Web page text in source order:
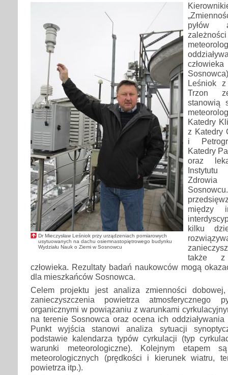
Dr Mieczysław Leśniok przy urządzeniach pomiarowych
usytuowanych na dachu osiemnastopiętrowego budynku
Wydziału Nauk o Ziemi w Sosnowcu
pyłów
Leśniok
Trzon
stanowią
Katedry
z Katedry
i
Katedry
oraz
Zdrowia
między
kilku
także z
człowieka. Rezultaty badań naukowców mogą
dla mieszkańców Sosnowca.
Celem projektu jest analiza zmienności
zanieczyszczenia powietrza atmosferycznego
organicznymi w powiązaniu z warunkami
na terenie Sosnowca oraz ocena ich oddziaływania
Punkt wyjścia stanowi analiza sytuacji
podstawie kalendarza typów cyrkulacji (typ
warunki meteorologiczne). Kolejnym etapem
meteorologicznych (prędkości i kierunek wiatru,
powietrza itp.).